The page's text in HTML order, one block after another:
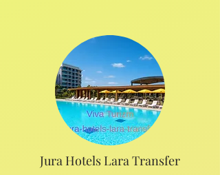
Jura Hotels Lara Transfer